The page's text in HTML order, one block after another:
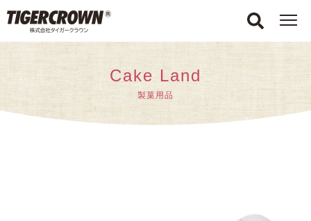
Cake Land
製菓用品